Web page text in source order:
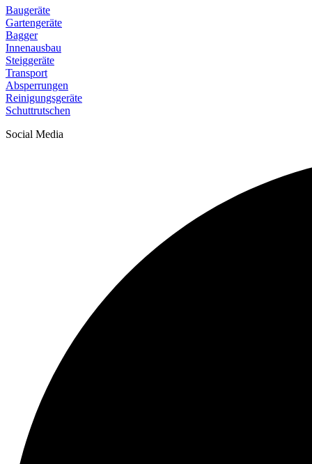
Baugeräte
Gartengeräte
Bagger
Innenausbau
Steiggeräte
Transport
Absperrungen
Reinigungsgeräte
Schuttrutschen
Social Media